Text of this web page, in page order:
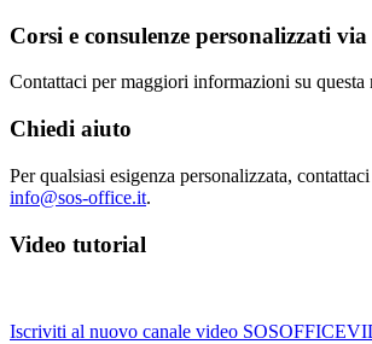
Corsi e consulenze personalizzati
Contattaci per maggiori informazioni su questa
Chiedi aiuto
Per qualsiasi esigenza personalizzata,
info@sos-office.it.
Video tutorial
Iscriviti al nuovo canale video